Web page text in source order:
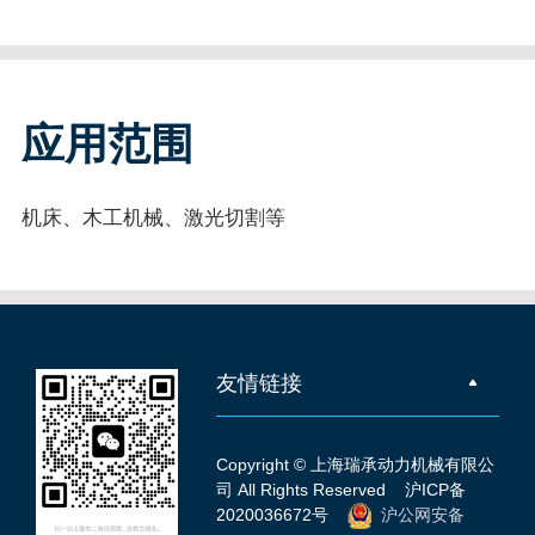
应用范围
机床、木工机械、激光切割等
友情链接
Copyright © 上海瑞承动力机械有限公
司 All Rights Reserved沪ICP备
2020036672号
沪公网安备